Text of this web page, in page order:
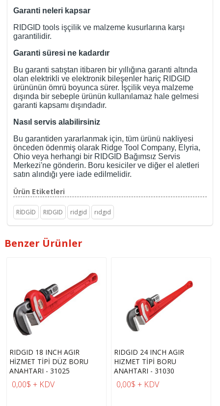
Garanti neleri kapsar
RIDGID tools işçilik ve malzeme kusurlarına karşı
garantilidir.
Garanti süresi ne kadardır
Bu garanti satıştan itibaren bir yıllığına garanti altında
olan elektrikli ve elektronik bileşenler hariç RIDGID
ürününün ömrü boyunca sürer. İşçilik veya malzeme
dışında bir sebeple ürünün kullanılamaz hale gelmesi
garanti kapsamı dışındadır.
Nasıl servis alabilirsiniz
Bu garantiden yararlanmak için, tüm ürünü nakliyesi
önceden ödenmiş olarak Ridge Tool Company, Elyria,
Ohio veya herhangi bir RIDGID Bağımsız Servis
Merkezi'ne gönderin. Boru kesiciler ve diğer el aletleri
satın alındığı yere iade edilmelidir.
Ürün Etiketleri
RİDGİD RIDGID ridgid rıdgıd
Benzer Ürünler
RIDGID 18 INCH AGIR
HİZMET TİPİ DÜZ BORU
ANAHTARI - 31025
0,00$ + KDV
RIDGID 24 INCH AGIR
HIZMET TİPİ BORU
ANAHTARI - 31030
0,00$ + KDV